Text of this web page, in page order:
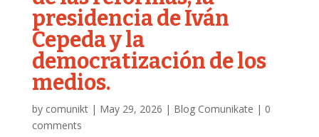
presidencia de Iván
Cepeda y la
democratización de los
medios.
by comunikt| May 29, 2026 | Blog Comunikate | 0
comments